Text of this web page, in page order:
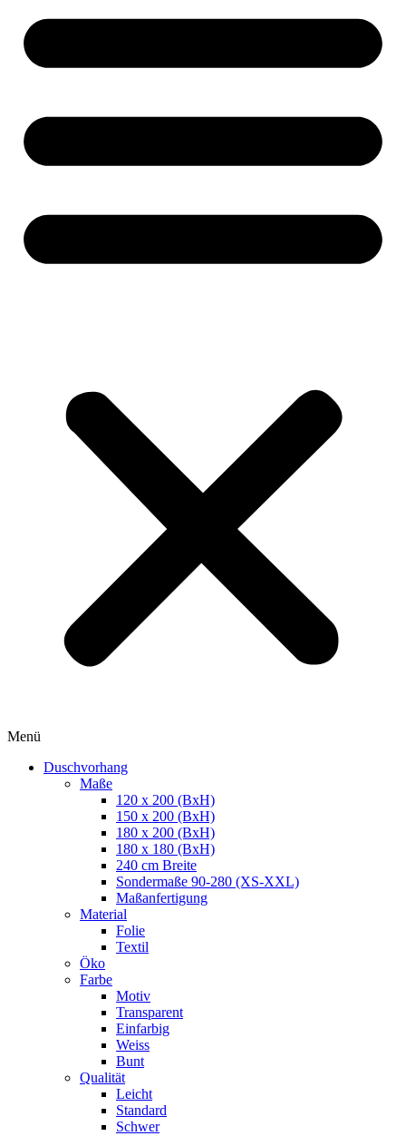
Menü
Duschvorhang
Maße
120 x 200 (BxH)
150 x 200 (BxH)
180 x 200 (BxH)
180 x 180 (BxH)
240 cm Breite
Sondermaße 90-280 (XS-XXL)
Maßanfertigung
Material
Folie
Textil
Öko
Farbe
Motiv
Transparent
Einfarbig
Weiss
Bunt
Qualität
Leicht
Standard
Schwer